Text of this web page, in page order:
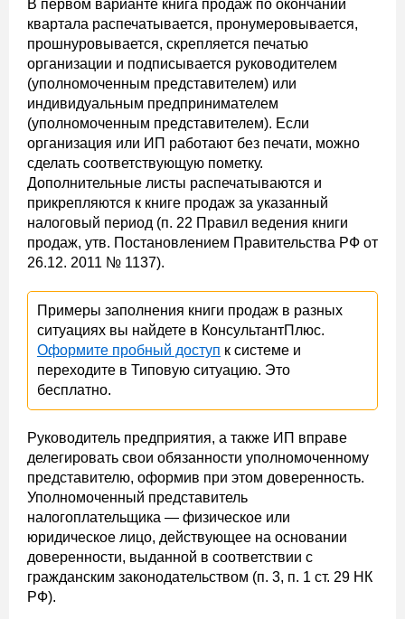
В первом варианте книга продаж по окончании
квартала распечатывается, пронумеровывается,
прошнуровывается, скрепляется печатью
организации и подписывается руководителем
(уполномоченным представителем) или
индивидуальным предпринимателем
(уполномоченным представителем). Если
организация или ИП работают без печати, можно
сделать соответствующую пометку.
Дополнительные листы распечатываются и
прикрепляются к книге продаж за указанный
налоговый период (п. 22 Правил ведения книги
продаж, утв. Постановлением Правительства РФ от
26.12. 2011 № 1137).
Примеры заполнения книги продаж в разных
ситуациях вы найдете в КонсультантПлюс.
Оформите пробный доступ к системе и
переходите в Типовую ситуацию. Это
бесплатно.
Руководитель предприятия, а также ИП вправе
делегировать свои обязанности уполномоченному
представителю, оформив при этом доверенность.
Уполномоченный представитель
налогоплательщика — физическое или
юридическое лицо, действующее на основании
доверенности, выданной в соответствии с
гражданским законодательством (п. 3, п. 1 ст. 29 НК
РФ).